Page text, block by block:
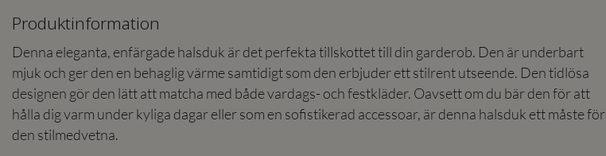
Produktinformation
Denna eleganta, enfärgade halsduk är det perfekta tillskottet till din garderob. Den är underbart
mjuk och ger den en behaglig värme samtidigt som den erbjuder ett stilrent utseende. Den tidlösa
designen gör den lätt att matcha med både vardags- och festkläder. Oavsett om du bär den för att
hålla dig varm under kyliga dagar eller som en sofistikerad accessoar, är denna halsduk ett måste för
den stilmedvetna.